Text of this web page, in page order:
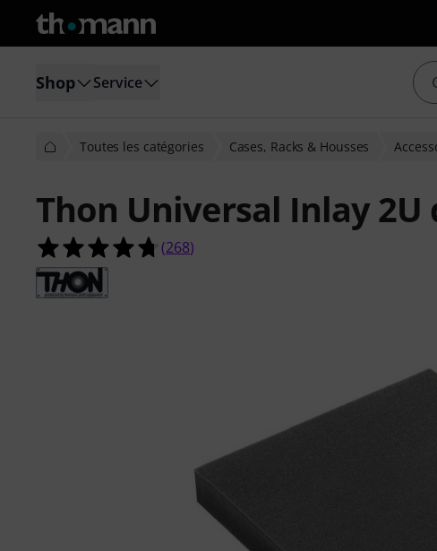
Shop Service
Toutes les catégories Cases, Racks & Housses
Thon Universal Inlay 2U
4.7 étoiles sur 5 d'après 268 évaluations
(268)